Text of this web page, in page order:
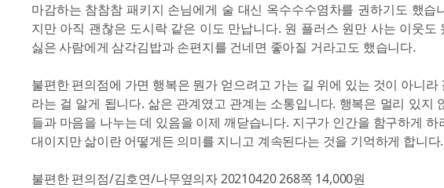
마감하는 참참참 패키지 손님에게 술 대신 옥수수수염차를 권하기도 했습
지만 아직 괜찮은 도시락 같은 이도 만납니다. 원 플러스 원만 사는 이웃도
싫은 사람에게 삼각김밥과 손편지를 건네면 좋아질 거라고도 했습니다.
불편한 편의점에 가면 행복은 뭔가 얻으려고 가는 길 위에 있는 것이 아니라
라는 걸 알게 됩니다. 삶은 관계였고 관계는 소통입니다. 행복은 멀리 있지
들과 마음을 나누는 데 있음을 이제 깨닫습니다. 지구가 인간을 함구하게 하
대이지만 삶이란 어떻게든 의미를 지니고 계속된다는 것을 기억하게 합니다.
불편한 편의점/김호연/나무옆의자 20210420 268쪽 14,000원